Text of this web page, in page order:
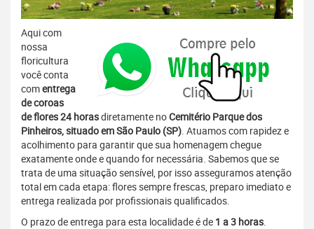
Aqui com
nossa
floricultura
você conta
comentrega
de coroas
de flores 24 horasdiretamente noCemitério Parque dos
Pinheiros, situado em São Paulo (SP). Atuamos com rapidez e
acolhimento para garantir que sua homenagem chegue
exatamente onde e quando for necessária. Sabemos que se
trata de uma situação sensível, por isso asseguramos atenção
total em cada etapa: flores sempre frescas, preparo imediato e
entrega realizada por profissionais qualificados.
O prazo de entrega para esta localidade é de 1 a 3 horas.